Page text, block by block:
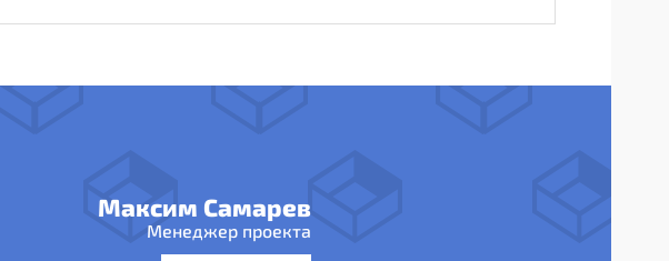
Максим Самарев
Менеджер проекта